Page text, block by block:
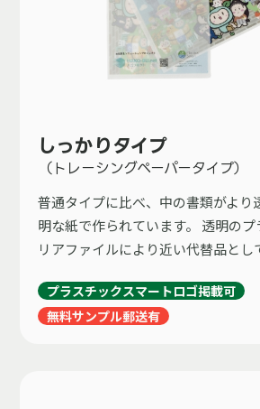
しっかりタイプ
（トレーシングペーパータイプ）
普通タイプに比べ、中の書類がより
明な紙で作られています。 透明の
リアファイルにより近い代替品とし
プラスチックスマートロゴ掲載可
無料サンプル郵送有